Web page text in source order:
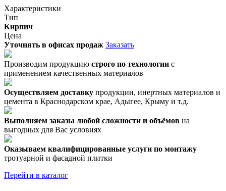
Характеристики
Тип
Кирпич
Цена
Уточнять в офисах продаж Заказать
Производим продукцию строго по технологии с
применением качественных материалов
Осуществляем доставку продукции, инертных материалов и
цемента в Краснодарском крае, Адыгее, Крыму и т.д.
Выполняем заказы любой сложности и объёмов на
выгодных для Вас условиях
Оказываем квалифицированные услуги по монтажу
тротуарной и фасадной плитки
Перейти в каталог